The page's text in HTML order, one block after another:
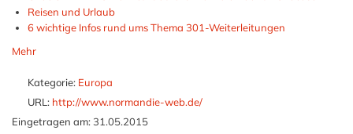
Reisen und Urlaub
6 wichtige Infos rund ums Thema 301-Weiterleitungen
Mehr
Kategorie: Europa
URL: http://www.normandie-web.de/
Eingetragen am: 31.05.2015